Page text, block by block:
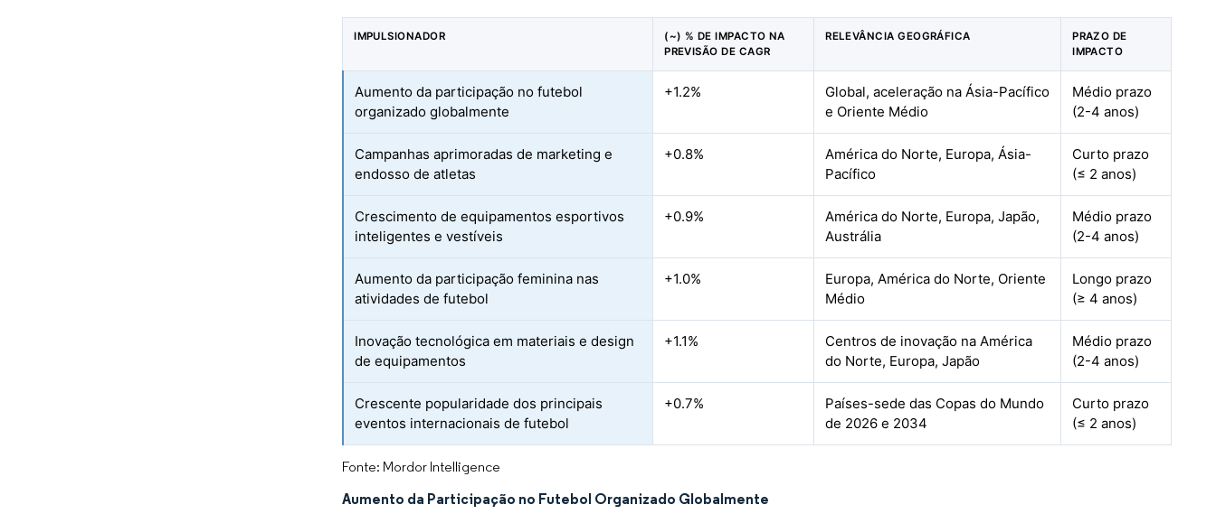
IMPULSIONADOR
(~) % DE IMPACTO NA
PREVISÃO DE CAGR
RELEVÂNCIA GEOGRÁFICA
PRAZO DE
IMPACTO
Aumento da participação no futebol
organizado globalmente
+1.2%
Global, aceleração na Ásia-Pacífico
e Oriente Médio
Médio prazo
(2-4 anos)
Campanhas aprimoradas de marketing e
endosso de atletas
+0.8%
América do Norte, Europa, Ásia-
Pacífico
Curto prazo
(≤ 2 anos)
Crescimento de equipamentos esportivos
inteligentes e vestíveis
+0.9%
América do Norte, Europa, Japão,
Austrália
Médio prazo
(2-4 anos)
Aumento da participação feminina nas
atividades de futebol
+1.0%
Europa, América do Norte, Oriente
Médio
Longo prazo
(≥ 4 anos)
Inovação tecnológica em materiais e design
de equipamentos
+1.1%
Centros de inovação na América
do Norte, Europa, Japão
Médio prazo
(2-4 anos)
Crescente popularidade dos principais
eventos internacionais de futebol
+0.7%
Países-sede das Copas do Mundo
de 2026 e 2034
Curto prazo
(≤ 2 anos)
Fonte: Mordor Intelligence
Aumento da Participação no Futebol Organizado Globalmente